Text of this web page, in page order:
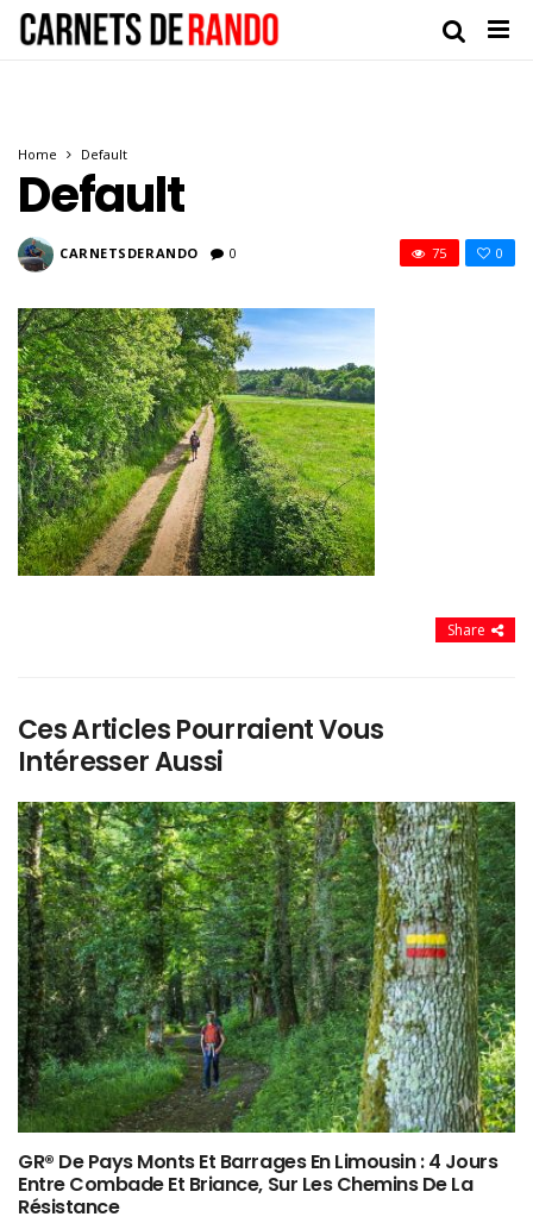
Home Default
Default
CARNETSDERANDO 0 0
75
Share
Ces Articles Pourraient Vous
Intéresser Aussi
GR® De Pays Monts Et Barrages En Limousin : 4 Jours
Entre Combade Et Briance, Sur Les Chemins De La
Résistance